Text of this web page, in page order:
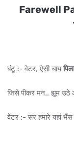
Farewell
बंटू :- वेटर, ऐसी चाय
जिसे पीकर मन.. झूम उठे
वेटर :- सर हमारे यहां भैंस